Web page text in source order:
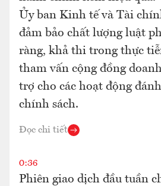
Ủy ban Kinh tế và Tài
đảm bảo chất lượng luật
ràng, khả thi trong thực
tham vấn cộng đồng
trợ cho các hoạt động
chính sách.
Đọc chi tiết
0:36
Phiên giao dịch đầu tuần